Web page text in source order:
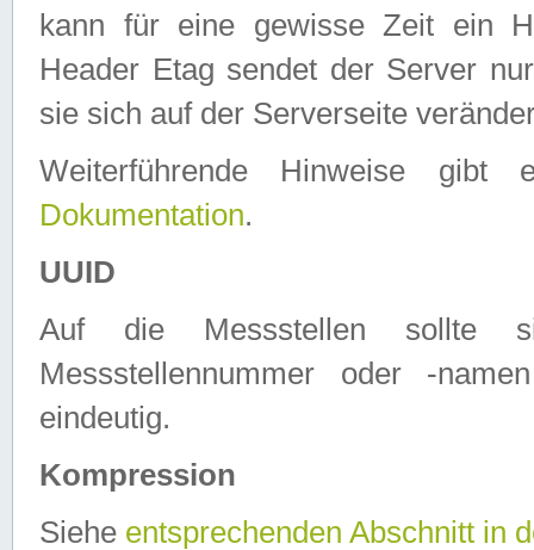
kann für eine gewisse Zeit ein
Header Etag sendet der Server
sie sich auf der Serverseite
Weiterführende Hinweise
Dokumentation.
UUID
Auf die Messstellen sollte
Messstellennummer oder -
eindeutig.
Kompression
Siehe entsprechenden Abschnitt in